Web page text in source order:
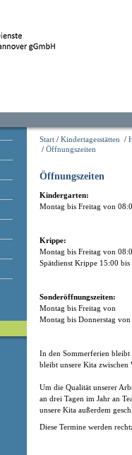
Start / Kindertagesstätten /
/ Öffnungszeiten
Öffnungszeiten
Kindergarten:
Montag bis Freitag von
Krippe:
Montag bis Freitag von
Spätdienst Krippe 15:00
Sonderöffnungszeiten:
Montag bis Freitag
Montag bis Donnerstag
In den Sommerferien bleibt
bleibt unsere Kita zwischen
Um die Qualität unserer
an drei Tagen im Jahr an
unsere Kita außerdem
Diese Termine werden